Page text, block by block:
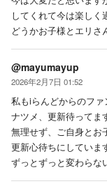
してくれて今は楽しく
どうかお子様とエリさ
@mayumayup
2026年2月7日 01:52
私もiらんどからのファ
ナツメ、更新待ってま
無理せず、ご自身とお
更新心待ちにしていま
ずっとずっと変わらな